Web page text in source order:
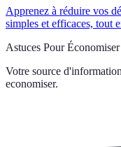
Apprenez à réduire vos
simples et efficaces, tout
Astuces Pour Économiser
Votre source
economiser.